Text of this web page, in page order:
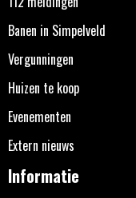
Banen in Simpelveld
Vergunningen
Huizen te koop
Evenementen
Extern nieuws
Informatie